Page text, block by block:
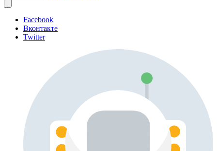
Facebook
Вконтакте
Twitter